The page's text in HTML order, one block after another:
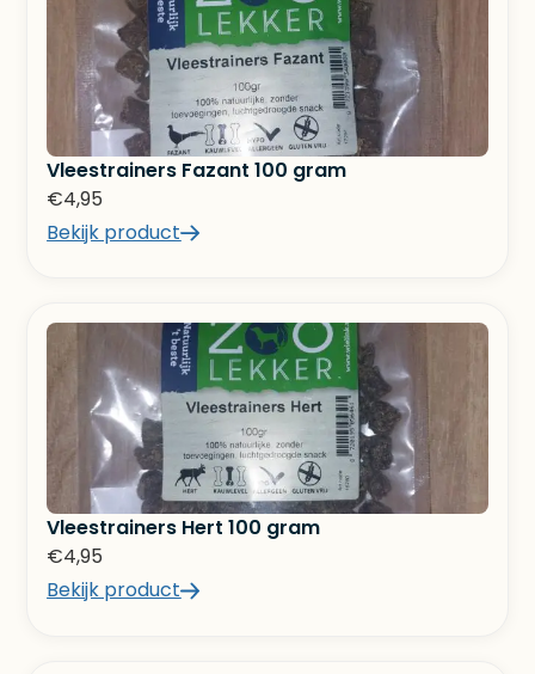
Vleestrainers Fazant 100 gram
€4,95
Bekijk product
Vleestrainers Hert 100 gram
€4,95
Bekijk product